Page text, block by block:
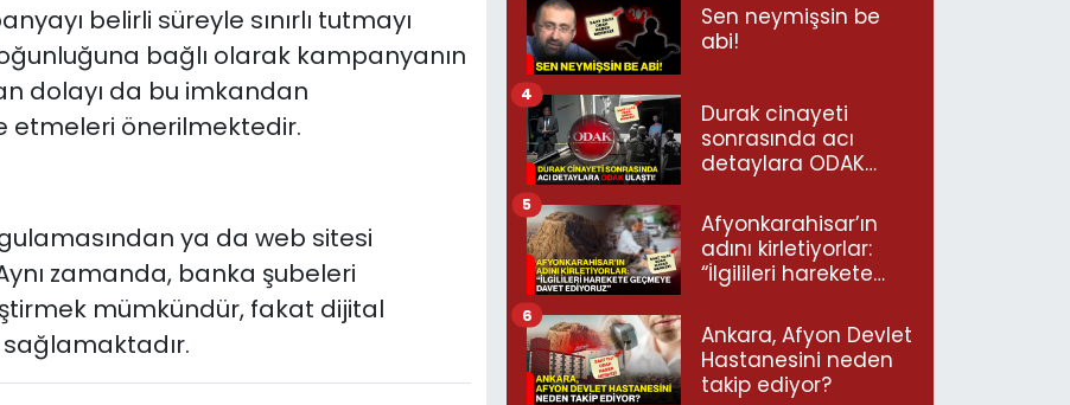
belirli süreyle sınırlı tutmayı
bağlı olarak kampanyanın
dolayı da bu imkandan
etmeleri önerilmektedir.
ya da web sitesi
zamanda, banka şubeleri
mümkündür, fakat dijital
sağlamaktadır.
Sen neymişsin be
abi!
Durak cinayeti
sonrasında acı
detaylara ODAK
4
Afyonkarahisar’ın
adını kirletiyorlar:
“İlgilileri harekete
ediyoruz”
5
Ankara, Afyon Devlet
Hastanesini neden
takip ediyor?
6